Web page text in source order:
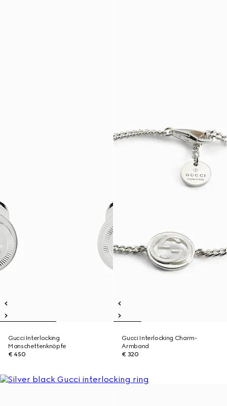
Gucci Interlocking
Manschettenknöpfe
€ 450
Gucci Interlocking Charm-
Armband
€ 320